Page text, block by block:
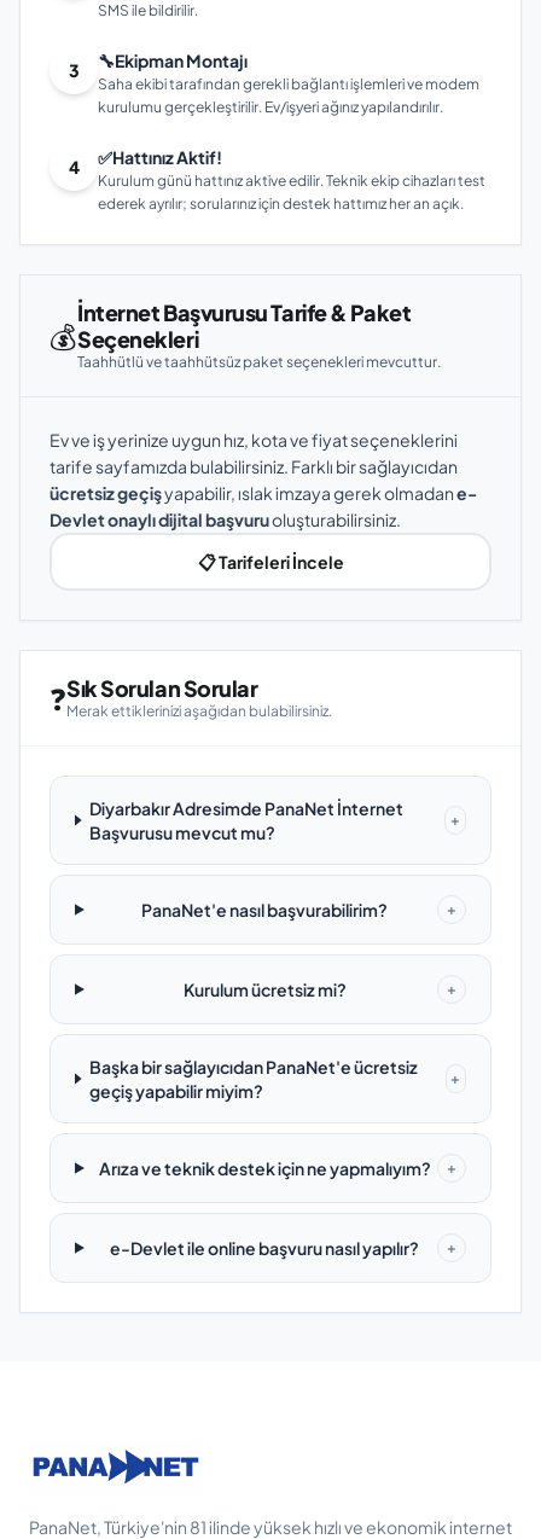
SMS ile bildirilir.
3 🔧Ekipman Montajı
Saha ekibi tarafından gerekli bağlantı işlemleri ve modem
kurulumu gerçekleştirilir. Ev/işyeri ağınız yapılandırılır.
4 ✅Hattınız Aktif!
Kurulum günü hattınız aktive edilir. Teknik ekip cihazları test
ederek ayrılır; sorularınız için destek hattımız her an açık.
💰
İnternet Başvurusu Tarife & Paket
Seçenekleri
Taahhütlü ve taahhütsüz paket seçenekleri mevcuttur.
Ev ve iş yerinize uygun hız, kota ve fiyat seçeneklerini
tarife sayfamızda bulabilirsiniz. Farklı bir sağlayıcıdan
ücretsiz geçişyapabilir, ıslak imzaya gerek olmadane-
Devlet onaylı dijital başvuruoluşturabilirsiniz.
📋 Tarifeleri İncele
❓Sık Sorulan Sorular
Merak ettiklerinizi aşağıdan bulabilirsiniz.
Diyarbakır Adresimde PanaNet İnternet
Başvurusu mevcut mu?
+
PanaNet'e nasıl başvurabilirim? +
Kurulum ücretsiz mi? +
Başka bir sağlayıcıdan PanaNet'e ücretsiz
geçiş yapabilir miyim?
+
Arıza ve teknik destek için ne yapmalıyım? +
e-Devlet ile online başvuru nasıl yapılır? +
PanaNet, Türkiye'nin 81 ilinde yüksek hızlı ve ekonomik internet